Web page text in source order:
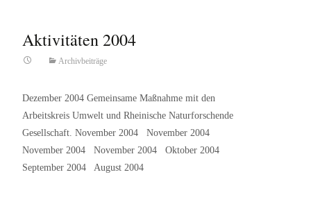
Aktivitäten 2004
Archivbeiträge
Dezember 2004 Gemeinsame Maßnahme mit den
Arbeitskreis Umwelt und Rheinische Naturforschende
Gesellschaft. November 2004 November 2004
November 2004 November 2004 Oktober 2004
September 2004 August 2004